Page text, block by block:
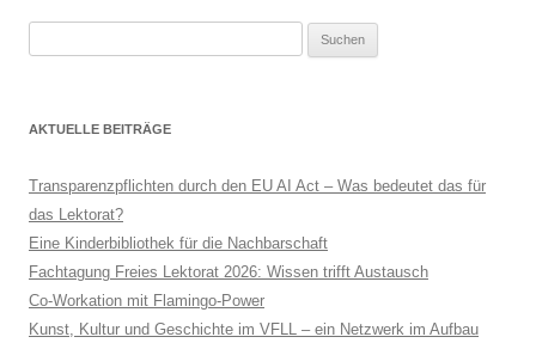
AKTUELLE BEITRÄGE
Transparenzpflichten durch den EU AI Act – Was bedeutet das für
das Lektorat?
Eine Kinderbibliothek für die Nachbarschaft
Fachtagung Freies Lektorat 2026: Wissen trifft Austausch
Co-Workation mit Flamingo-Power
Kunst, Kultur und Geschichte im VFLL – ein Netzwerk im Aufbau